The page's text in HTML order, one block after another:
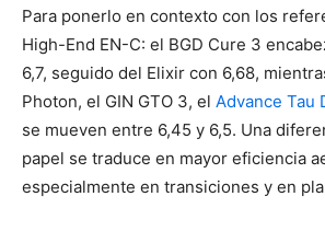
Para ponerlo en contexto con los
High-End EN-C: el BGD Cure 3
6,7, seguido del Elixir con 6,68,
Photon, el GIN GTO 3, el Advance Tau
se mueven entre 6,45 y 6,5. Una
papel se traduce en mayor eficiencia
especialmente en transiciones y en